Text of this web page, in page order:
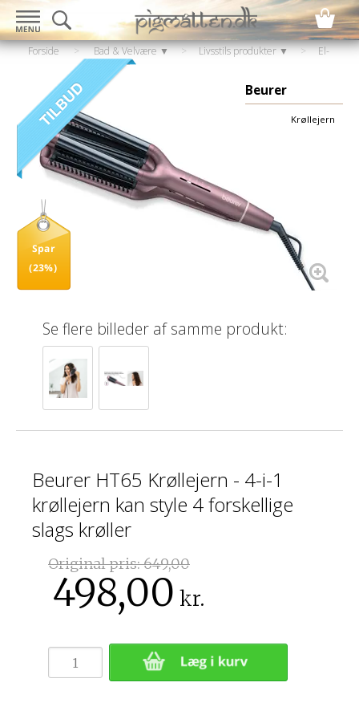
Forside > Bad & Velvære ▼ > Livsstils produkter ▼ >
El-
Hair style & hårtørrer
Beurer
Krøllejern
Spar
(23%)
Se flere billeder af samme produkt:
Beurer HT65 Krøllejern - 4-i-1
krøllejern kan style 4 forskellige
slags krøller
Original pris:649,00
498,00 kr.